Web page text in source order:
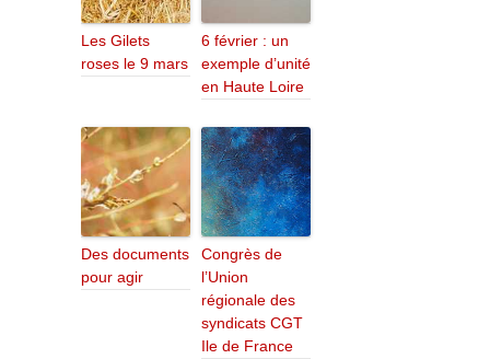
Les Gilets
roses le 9 mars
6 février : un
exemple d’unité
en Haute Loire
Des documents
pour agir
Congrès de
l’Union
régionale des
syndicats CGT
Ile de France